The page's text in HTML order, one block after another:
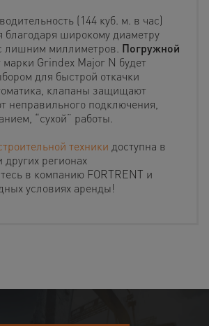
(144 куб. м. в час)
благодаря широкому диаметру
лишним миллиметров. Погружной
марки Grindex Major N будет
для быстрой откачки
клапаны защищают
неправильного подключения,
“сухой” работы.
техники доступна в
регионах
в компанию FORTRENT и
условиях аренды!